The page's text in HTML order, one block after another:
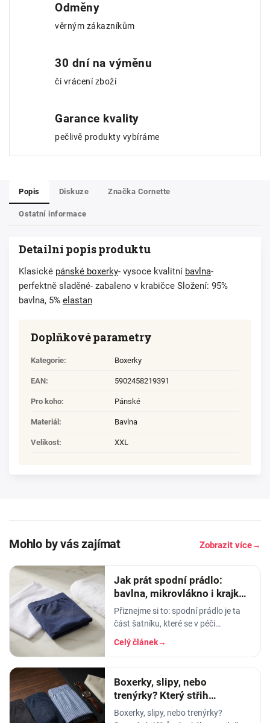
Odměny
věrným zákazníkům
30 dní na výměnu
či vrácení zboží
Garance kvality
pečlivě produkty vybíráme
Popis Diskuze Značka Cornette
Ostatní informace
Detailní popis produktu
Klasické pánské boxerky- vysoce kvalitní bavlna-
perfektně sladěné- zabaleno v krabičce Složení: 95%
bavlna, 5% elastan
Doplňkové parametry
Kategorie: Boxerky
EAN: 5902458219391
Pro koho: Pánské
Materiál : Bavlna
Velikost: XXL
Mohlo by vás zajímat Zobrazit více→
Jak prát spodní prádlo:
bavlna, mikrovlákno i krajka,
aby vydrželo
Přiznejme si to: spodní prádlo je ta
část šatníku, které se v péči
věnujeme nejmíň. Hodíme ho do
pračky se vším ostatním, dáme
Celý článek→
Boxerky, slipy, nebo
trenýrky? Který střih
pánského prádla vybrat
Boxerky, slipy, nebo trenýrky?